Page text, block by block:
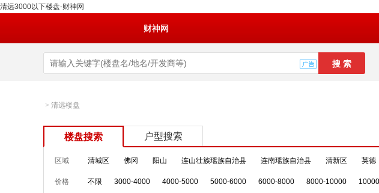
清远3000以下楼盘-财神网
财神网
> 清远楼盘
楼盘搜索 户型搜索
区域 清城区 佛冈 阳山 连山壮族瑶族自治县 连南瑶族自治县 清新区 英德
价格 不限 3000-4000 4000-5000 5000-6000 6000-8000 8000-10000